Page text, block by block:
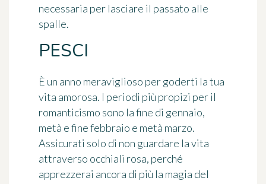
necessaria per lasciare il passato alle
spalle.
PESCI
È un anno meraviglioso per goderti la tua
vita amorosa. I periodi più propizi per il
romanticismo sono la fine di gennaio,
metà e fine febbraio e metà marzo.
Assicurati solo di non guardare la vita
attraverso occhiali rosa, perché
apprezzerai ancora di più la magia del